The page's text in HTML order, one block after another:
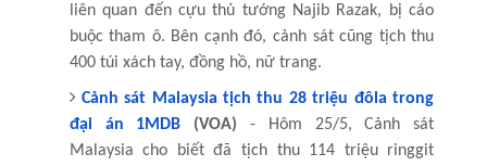
liên quan đến cựu thủ tướng Najib Razak, bị cáo
buộc tham ô. Bên cạnh đó, cảnh sát cũng tịch thu
400 túi xách tay, đồng hồ, nữ trang.
Cảnh sát Malaysia tịch thu 28 triệu đôla trong
đại án 1MDB (VOA)- Hôm 25/5, Cảnh sát
Malaysia cho biết đã tịch thu 114 triệu ringgit